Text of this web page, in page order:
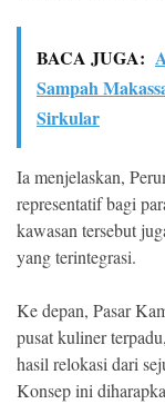
BACA JUGA:
Sampah
Sirkular
Ia menjelaskan,
representatif bagi
kawasan tersebut
yang terintegrasi.
Ke depan, Pasar
pusat kuliner
hasil relokasi dari
Konsep ini